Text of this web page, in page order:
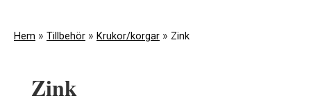
Hem » Tillbehör » Krukor/korgar » Zink
Zink